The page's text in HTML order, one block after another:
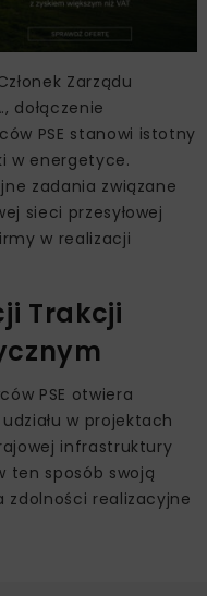
Zarządu
dołączenie
PSE stanowi istotny
w energetyce.
zadania związane
sieci przesyłowej
w realizacji
Trakcji
PSE otwiera
w projektach
infrastruktury
ten sposób swoją
zdolności realizacyjne